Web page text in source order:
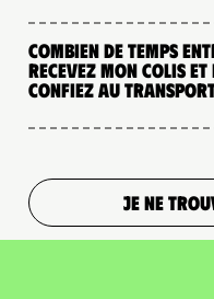
Combien de temps
recevez mon colis
confiez au
JE NE